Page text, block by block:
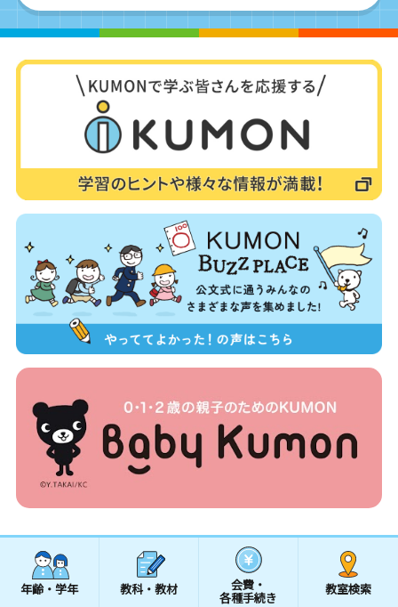
年齢・学年 教科・教材 会費・
各種手続き
教室検索